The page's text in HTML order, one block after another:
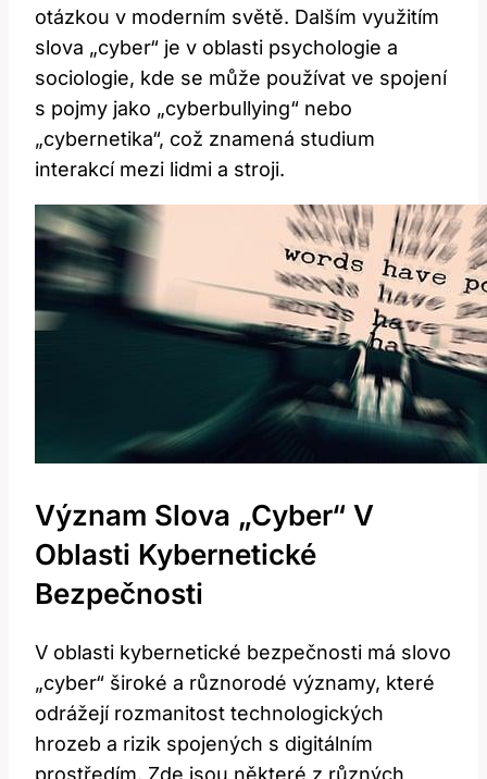
otázkou v moderním světě. Dalším využitím
slova „cyber“ je v oblasti psychologie a
sociologie, kde se může používat ⁣ve spojení
s pojmy jako „cyberbullying“ nebo
„cybernetika“, což znamená studium
interakcí mezi lidmi a ⁣stroji.
Význam Slova „cyber“ V
Oblasti Kybernetické
Bezpečnosti
V oblasti kybernetické bezpečnosti má slovo
„cyber“ široké a různorodé významy,⁣ které
odrážejí rozmanitost technologických
hrozeb a rizik spojených s digitálním
prostředím. Zde jsou některé z různých